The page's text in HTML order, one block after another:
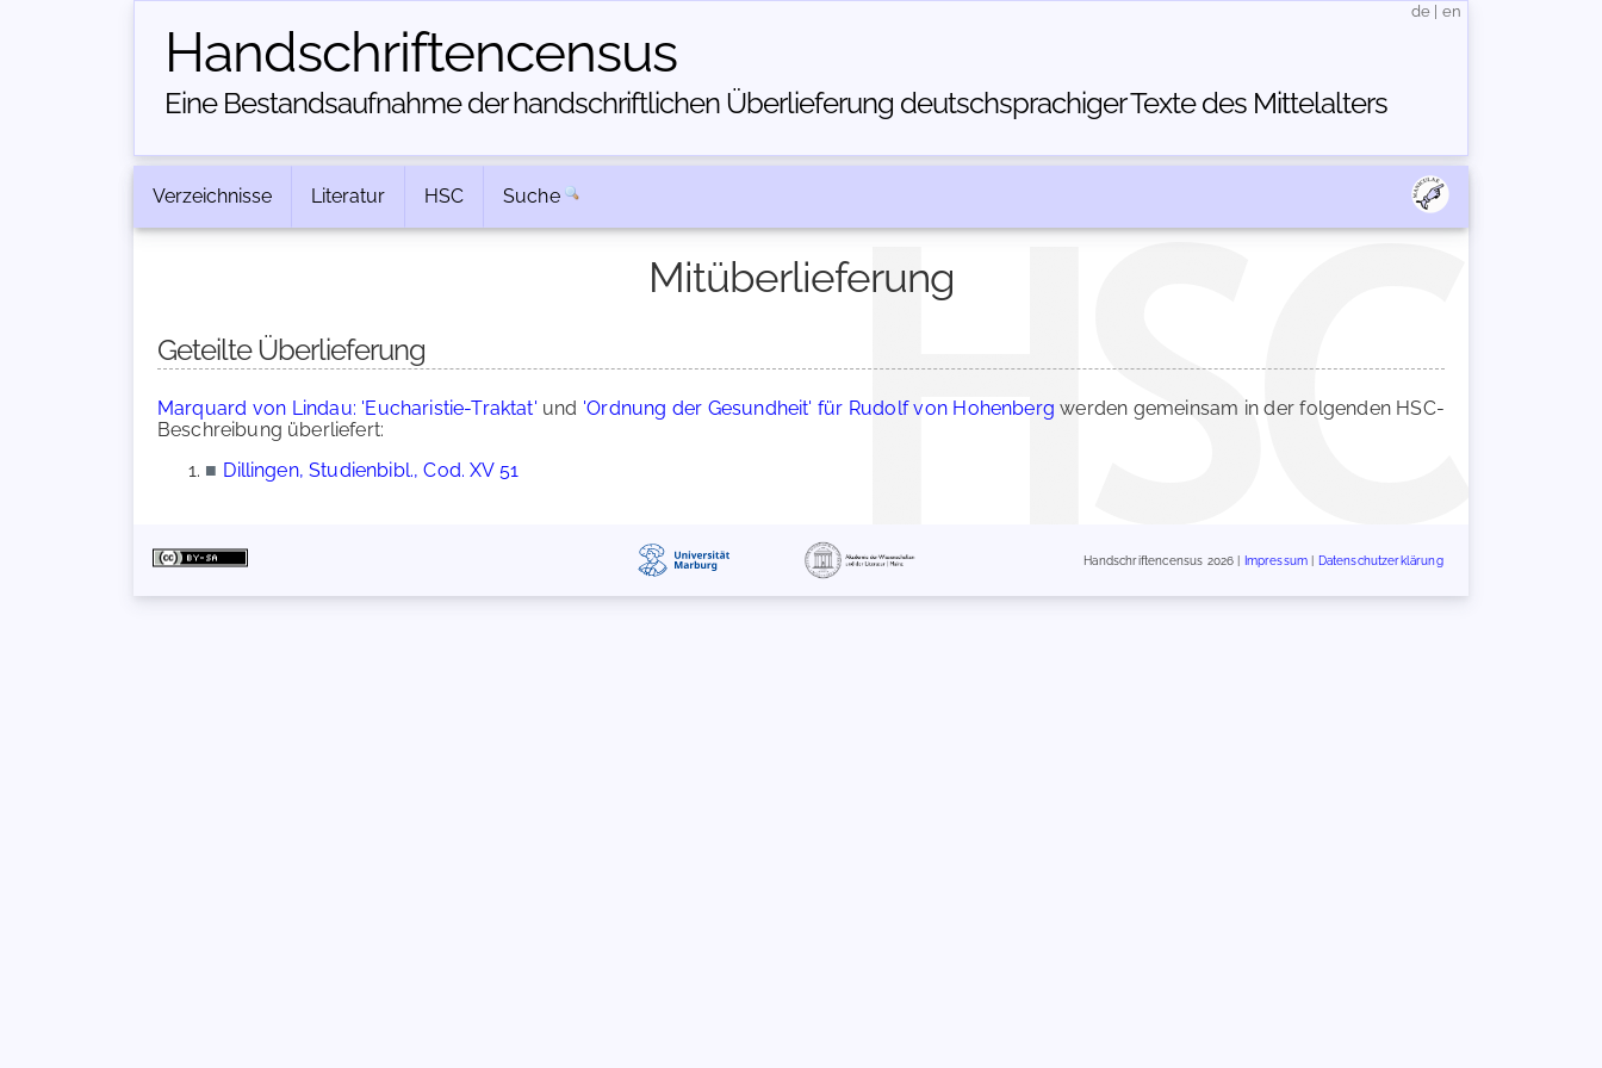
Handschriften­census
Eine Bestandsaufnahme der handschriftlichen Über­lieferung deutschsprachiger Texte des Mittelalters
de en
Verzeichnisse Literatur HSC Suche
Mitüberlieferung
Geteilte Überlieferung
Marquard von Lindau: 'Eucharistie-Traktat' und 'Ordnung der Gesundheit' für Rudolf von Hohenberg werden gemeinsam in der folgenden HSC-
Beschreibung überliefert:
■ Dillingen, Studienbibl., Cod. XV 51
Handschriftencensus 2026 | Impressum Datenschutzerklärung